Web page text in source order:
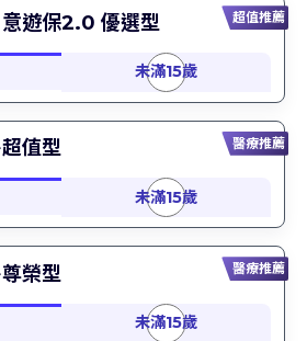
超值推薦
遊保2.0 優選型
醫療推薦
值型
醫療推薦
榮型